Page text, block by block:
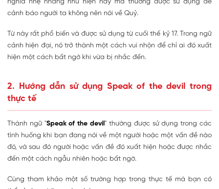
nghĩa nhẹ nhàng như hiện nay mà thường được sử dụng để
cảnh báo người ta không nên nói về Quỷ.
Từ này rất phổ biến và được sử dụng từ cuối thế kỷ 17. Trong ngữ
cảnh hiện đại, nó trở thành một cách vui nhộn để chỉ ai đó xuất
hiện một cách bất ngờ khi vừa bị nhắc đến.
2. Hướng dẫn sử dụng Speak of the devil trong
thực tế
Thành ngữ "Speak of the devil" thường được sử dụng trong các
tình huống khi bạn đang nói về một người hoặc một vấn đề nào
đó, và sau đó người hoặc vấn đề đó xuất hiện hoặc được nhắc
đến một cách ngẫu nhiên hoặc bất ngờ.
Cùng tham khảo một số trường hợp trong thực tế mà bạn có